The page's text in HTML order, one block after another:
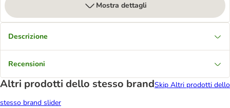
Mostra dettagli
Descrizione
Recensioni
Altri prodotti dello stesso brandSkip Altri prodotti dello
stesso brand slider